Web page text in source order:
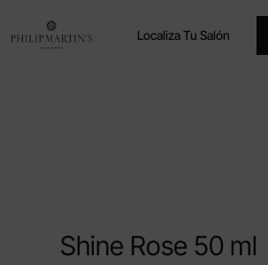
Localiza Tu Salón
Shine Rose 50 ml